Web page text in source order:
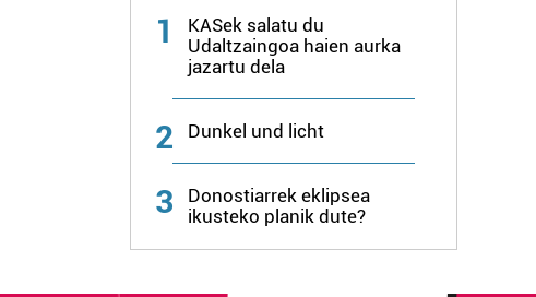
1
KASek salatu du
Udaltzaingoa haien aurka
jazartu dela
2 Dunkel und licht
3
Donostiarrek eklipsea
ikusteko planik dute?